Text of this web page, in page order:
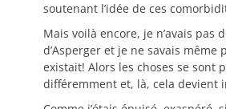
soutenant l’idée de ces
Mais voilà encore, je n’avais pas
d’Asperger et je ne savais même
existait! Alors les choses se sont
différemment et, là, cela devient